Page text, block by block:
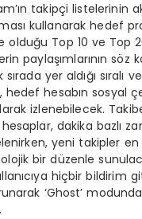
takipçi listelerinin
kullanarak hedef
olduğu Top 10 ve Top
paylaşımlarının söz
sırada yer aldığı sıralı
hedef hesabın sosyal
izlenebilecek.
dakika bazlı
yeni takipler
bir düzenle
hiçbir bildirim
‘Ghost’ modunda